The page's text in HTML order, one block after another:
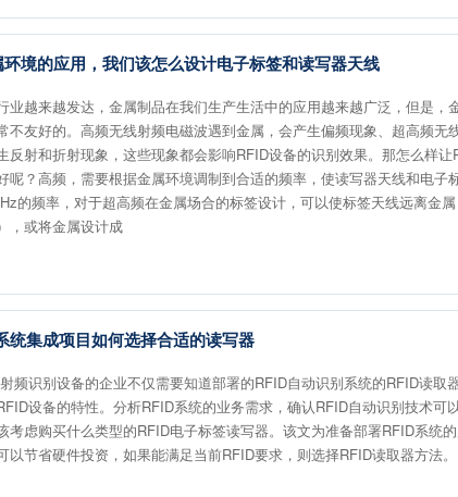
境的应用，我们该怎么设计电子标签和读写器天线
业越来越发达，金属制品在我们生产生活中的应用越来越广泛，但是，
不友好的。高频无线射频电磁波遇到金属，会产生偏频现象、超高频无
反射和折射现象，这些现象都会影响RFID设备的识别效果。那怎么样
呢？高频，需要根据金属环境调制到合适的频率，使读写器天线和电子
的频率，对于超高频在金属场合的标签设计，可以使标签天线远离金
，或将金属设计成
统集成项目如何选择合适的读写器
频识别设备的企业不仅需要知道部署的RFID自动识别系统的RFID读取
设备的特性。分析RFID系统的业务需求，确认RFID自动识别技术可
考虑购买什么类型的RFID电子标签读写器。该文为准备部署RFID系统
以节省硬件投资，如果能满足当前RFID要求，则选择RFID读取器方法。